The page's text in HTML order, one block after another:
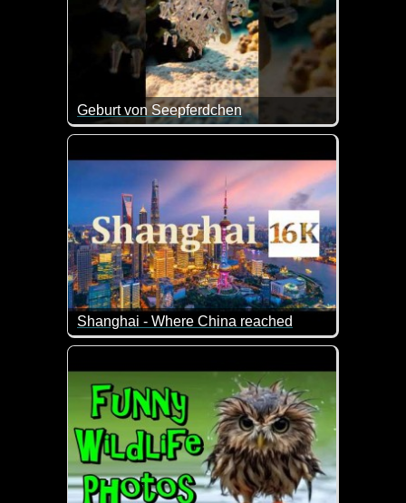
Geburt von Seepferdchen
Was für ein tolles Video über die Geburt von
Shanghai - Where China reached
Shanghai, die größte Stadt Chinas und ein